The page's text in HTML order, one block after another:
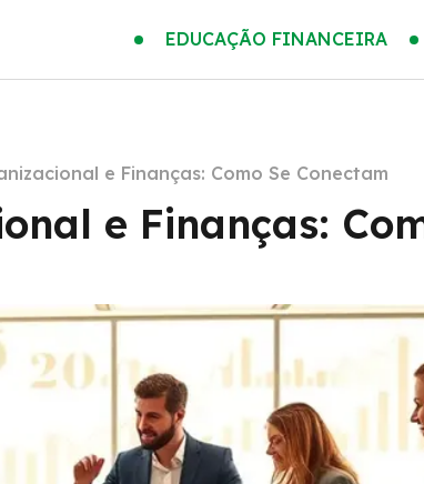
EDUCAÇÃO FINANCEIRA
e Finanças: Como Se Conectam
e Finanças: